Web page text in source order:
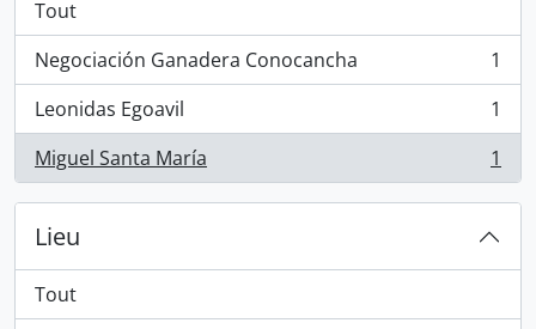
Tout
Negociación Ganadera Conocancha
, 1 résultats
1
Leonidas Egoavil
, 1 résultats
1
Miguel Santa María
, 1 résultats 1
Lieu
Tout